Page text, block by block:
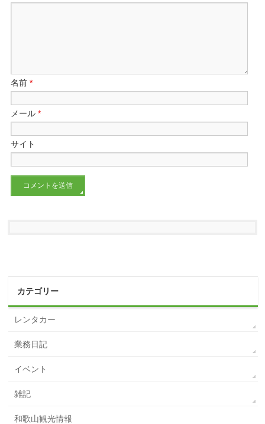
名前*
メール*
サイト
カテゴリー
レンタカー
業務日記
イベント
雑記
和歌山観光情報